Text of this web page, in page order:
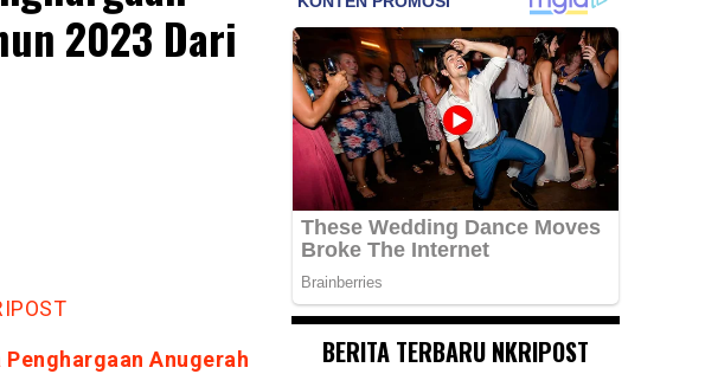
2023 Dari
Anugerah
BERITA TERBARU NKRIPOST